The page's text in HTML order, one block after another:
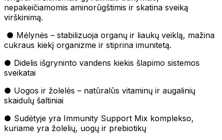
nepakeičiamomis aminorūgštimis ir skatina sveiką
virškinimą.
● Mėlynės – stabilizuoja organų ir liaukų veiklą, mažina
cukraus kiekį organizme ir stiprina imunitetą.
● Didelis išgryninto vandens kiekis šlapimo sistemos
sveikatai
● Uogos ir žolelės – natūralūs vitaminų ir augalinių
skaidulų šaltiniai
● Sudėtyje yra Immunity Support Mix komplekso,
kuriame yra žolelių, uogų ir prebiotikų